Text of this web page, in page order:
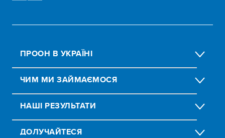
ПРООН В УКРАЇНІ
ЧИМ МИ ЗАЙМАЄМОСЯ
НАШІ РЕЗУЛЬТАТИ
ДОЛУЧАЙТЕСЯ